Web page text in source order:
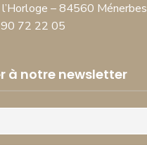
– 84560 Ménerbes
72 22 05
à notre newsletter